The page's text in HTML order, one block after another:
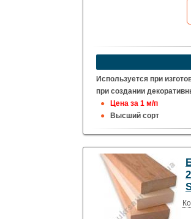
Используется при
при создании
Цена за 1 м/п
Высший сорт
Сечение :18 х 90 мм